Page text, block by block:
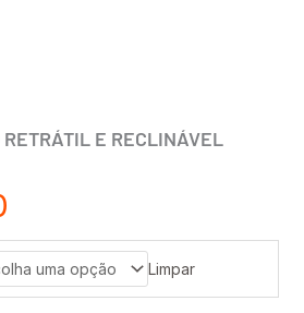
E RECLINÁVEL
Limpar